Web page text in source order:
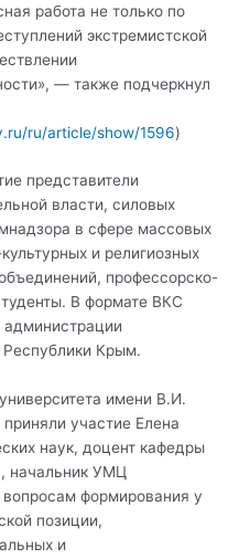
работа не только по
экстремистской
— также подчеркнул
ru/article/show/1596)
представители
власти, силовых
в сфере массовых
и религиозных
профессорско-
В формате ВКС
администрации
Крым.
имени В.И.
участие Елена
наук, доцент кафедры
начальник УМЦ
формирования у
позиции,
и